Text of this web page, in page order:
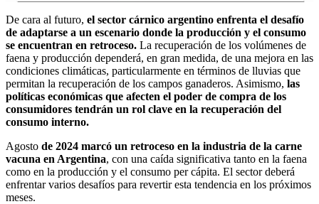
De cara al futuro, el sector cárnico argentino enfrenta el desafío
de adaptarse a un escenario donde la producción y el consumo
se encuentran en retroceso. La recuperación de los volúmenes de
faena y producción dependerá, en gran medida, de una mejora en las
condiciones climáticas, particularmente en términos de lluvias que
permitan la recuperación de los campos ganaderos. Asimismo, las
políticas económicas que afecten el poder de compra de los
consumidores tendrán un rol clave en la recuperación del
consumo interno.
Agosto de 2024 marcó un retroceso en la industria de la carne
vacuna en Argentina, con una caída significativa tanto en la faena
como en la producción y el consumo per cápita. El sector deberá
enfrentar varios desafíos para revertir esta tendencia en los próximos
meses.